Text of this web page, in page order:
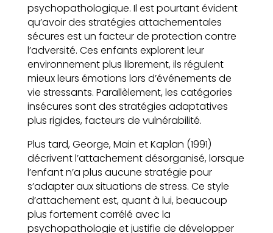
psychopathologique. Il est pourtant évident
qu’avoir des stratégies attachementales
sécures est un facteur de protection contre
l’adversité. Ces enfants explorent leur
environnement plus librement, ils régulent
mieux leurs émotions lors d’événements de
vie stressants. Parallèlement, les catégories
insécures sont des stratégies adaptatives
plus rigides, facteurs de vulnérabilité.
Plus tard, George, Main et Kaplan (1991)
décrivent l’attachement désorganisé, lorsque
l’enfant n’a plus aucune stratégie pour
s’adapter aux situations de stress. Ce style
d’attachement est, quant à lui, beaucoup
plus fortement corrélé avec la
psychopathologie et justifie de développer